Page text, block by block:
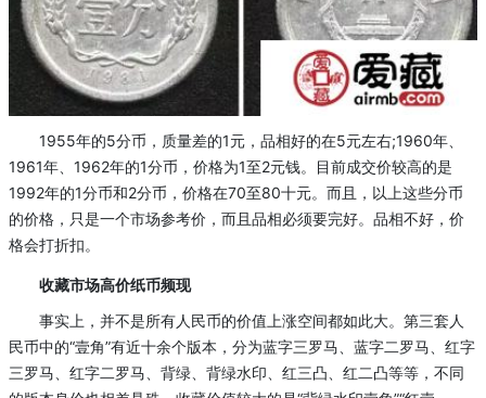
1955年的5分币，质量差的1元，品相好的在5元左右;1960年、
1961年、1962年的1分币，价格为1至2元钱。目前成交价较高的是
1992年的1分币和2分币，价格在70至80十元。而且，以上这些分币
的价格，只是一个市场参考价，而且品相必须要完好。品相不好，价
格会打折扣。
收藏市场高价纸币频现
事实上，并不是所有人民币的价值上涨空间都如此大。第三套人
民币中的“壹角”有近十余个版本，分为蓝字三罗马、蓝字二罗马、红字
三罗马、红字二罗马、背绿、背绿水印、红三凸、红二凸等等，不同